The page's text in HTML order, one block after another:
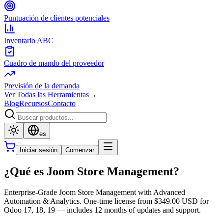
Puntuación de clientes potenciales
Inventario ABC
Cuadro de mando del proveedor
Previsión de la demanda
Ver Todas las Herramientas→
BlogRecursosContacto
es
Iniciar sesión Comenzar
¿Qué es Joom Store Management?
Enterprise-Grade Joom Store Management with Advanced
Automation & Analytics. One-time license from $349.00 USD for
Odoo 17, 18, 19 — includes 12 months of updates and support.